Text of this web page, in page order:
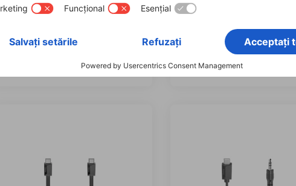
2.0, 480 Mbit / s, 0.75 m
2.0, 480 Mbit / s, 1.50 m
70,90 RON